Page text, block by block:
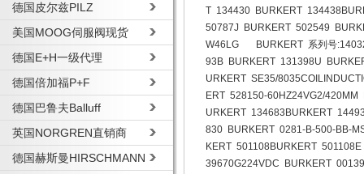
德国皮尔兹PILZ
美国MOOG伺服阀现货
德国E+H一级代理
德国倍加福P+F
德国巴鲁夫Balluff
英国NORGREN直销商
德国赫斯曼HIRSCHMANN
T 134430 BURKERT
50787J BURKERT 502549
W46LG BURKERT 系列号
93B BURKERT 131398U
URKERT SE35/
ERT 528150-60HZ24VG2/
URKERT 134683BURKERT
830 BURKERT 0281-B-500-BB-
KERT 501108BURKERT
39670G224VDC BURKERT